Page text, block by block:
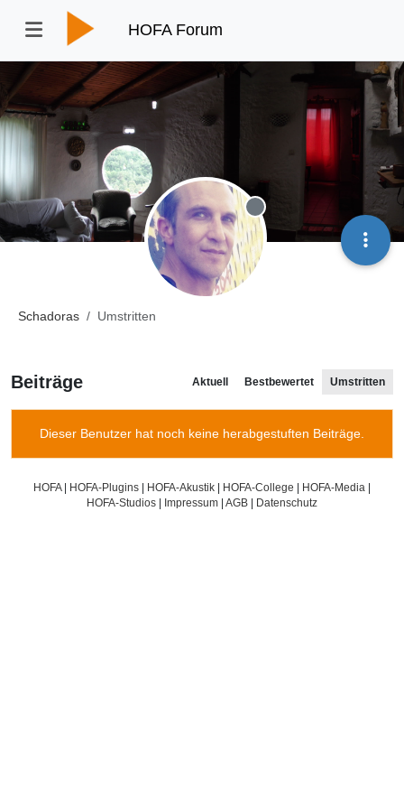
HOFA Forum
Schadoras Umstritten
Offline
Beiträge Aktuell Bestbewertet Umstritten
Dieser Benutzer hat noch keine herabgestuften Beiträge.
HOFA| HOFA-Plugins HOFA-Akustik HOFA-College HOFA-Media
HOFA-Studios
Impressum AGB Datenschutz